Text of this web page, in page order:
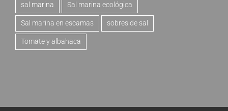
sal marina Sal marina ecológica
Sal marina en escamas sobres de sal
Tomate y albahaca